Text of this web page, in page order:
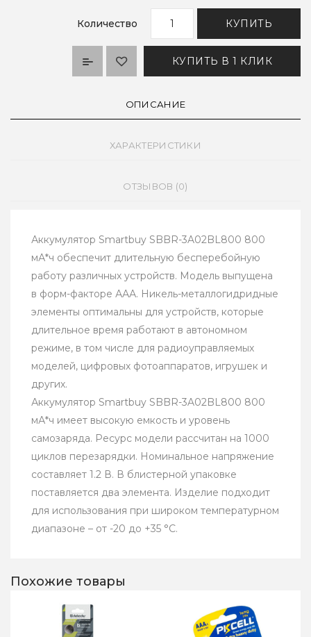
Количество КУПИТЬ
КУПИТЬ В 1 КЛИК
ОПИСАНИЕ
ХАРАКТЕРИСТИКИ
ОТЗЫВОВ (0)
Аккумулятор Smartbuy SBBR-3A02BL800 800
мА*ч обеспечит длительную бесперебойную
работу различных устройств. Модель выпущена
в форм-факторе ААА. Никель-металлогидридные
элементы оптимальны для устройств, которые
длительное время работают в автономном
режиме, в том числе для радиоуправляемых
моделей, цифровых фотоаппаратов, игрушек и
других.
Аккумулятор Smartbuy SBBR-3A02BL800 800
мА*ч имеет высокую емкость и уровень
самозаряда. Ресурс модели рассчитан на 1000
циклов перезарядки. Номинальное напряжение
составляет 1.2 В. В блистерной упаковке
поставляется два элемента. Изделие подходит
для использования при широком температурном
диапазоне – от -20 до +35 °C.
Похожие товары